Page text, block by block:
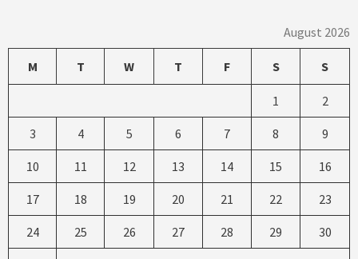
August 2026
M T W T F S S
1 2
3 4 5 6 7 8 9
10 11 12 13 14 15 16
17 18 19 20 21 22 23
24 25 26 27 28 29 30